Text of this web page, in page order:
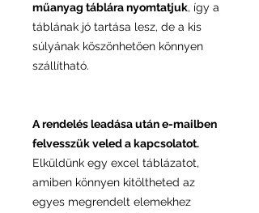
műanyag táblára nyomtatjuk, így a
táblának jó tartása lesz, de a kis
súlyának köszönhetően könnyen
szállítható.
A rendelés leadása után e-mailben
felvesszük veled a kapcsolatot.
Elküldünk egy excel táblázatot,
amiben könnyen kitöltheted az
egyes megrendelt elemekhez